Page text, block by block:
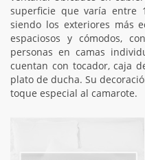
superficie que varía entre
siendo los exteriores más
espaciosos y cómodos,
personas en camas
cuentan con tocador, caja
plato de ducha. Su
toque especial al camarote.